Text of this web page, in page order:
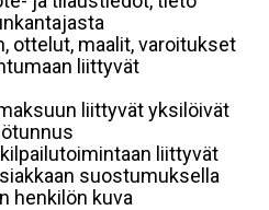
ottelut, maalit, varoitukset
liittyvät
liittyvät yksilöivät
liittyvät
suostumuksella
henkilön kuva